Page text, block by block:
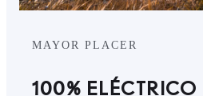
MAYOR PLACER
100% ELÉCTRICO